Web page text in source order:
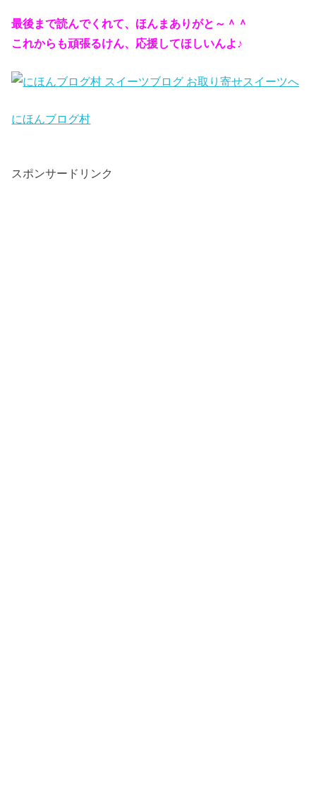
最後まで読んでくれて、ほんまありがと～＾＾
これからも頑張るけん、応援してほしいんよ♪
にほんブログ村
スポンサードリンク